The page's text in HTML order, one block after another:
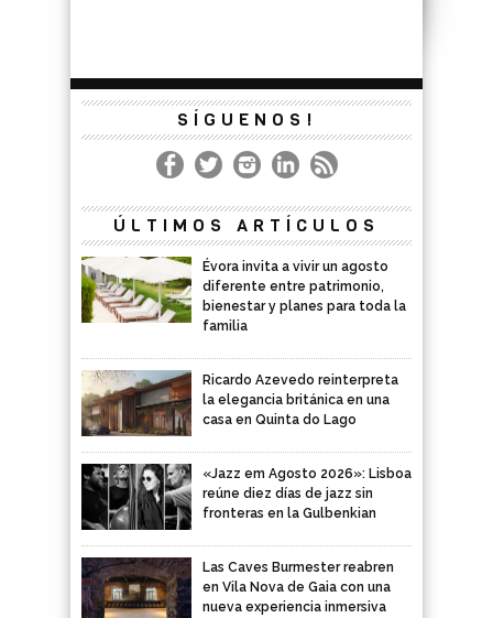
SÍGUENOS!
ÚLTIMOS ARTÍCULOS
Évora invita a vivir un agosto
diferente entre patrimonio,
bienestar y planes para toda la
familia
Ricardo Azevedo reinterpreta
la elegancia británica en una
casa en Quinta do Lago
«Jazz em Agosto 2026»: Lisboa
reúne diez días de jazz sin
fronteras en la Gulbenkian
Las Caves Burmester reabren
en Vila Nova de Gaia con una
nueva experiencia inmersiva